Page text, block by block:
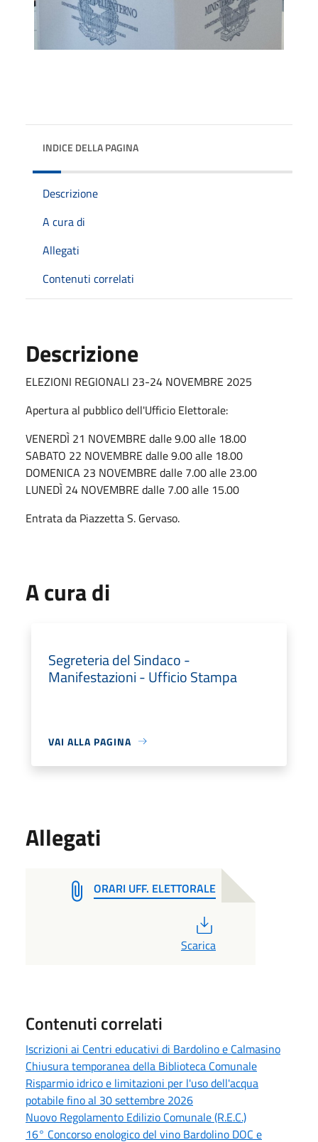
INDICE DELLA PAGINA
Descrizione
A cura di
Allegati
Contenuti correlati
Descrizione
ELEZIONI REGIONALI 23-24 NOVEMBRE 2025
Apertura al pubblico dell'Ufficio Elettorale:
VENERDÌ 21 NOVEMBRE dalle 9.00 alle 18.00
SABATO 22 NOVEMBRE dalle 9.00 alle 18.00
DOMENICA 23 NOVEMBRE dalle 7.00 alle 23.00
LUNEDÌ 24 NOVEMBRE dalle 7.00 alle 15.00
Entrata da Piazzetta S. Gervaso.
A cura di
Segreteria del Sindaco -
Manifestazioni - Ufficio Stampa
VAI ALLA PAGINA
Allegati
ORARI UFF. ELETTORALE
Scarica
Contenuti correlati
Iscrizioni ai Centri educativi di Bardolino e Calmasino
Chiusura temporanea della Biblioteca Comunale
Risparmio idrico e limitazioni per l'uso dell'acqua
potabile fino al 30 settembre 2026
Nuovo Regolamento Edilizio Comunale (R.E.C.)
16° Concorso enologico del vino Bardolino DOC e